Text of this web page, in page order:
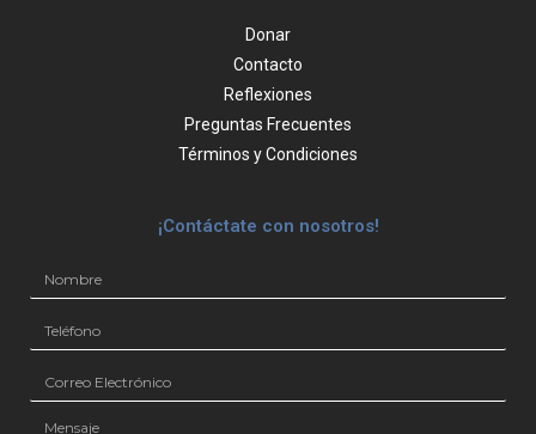
Donar
Contacto
Reflexiones
Preguntas Frecuentes
Términos y Condiciones
¡Contáctate con nosotros!